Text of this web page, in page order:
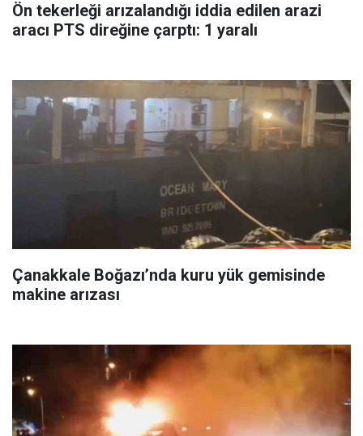
Ön tekerleği arızalandığı iddia edilen arazi
aracı PTS direğine çarptı: 1 yaralı
Çanakkale Boğazı’nda kuru yük gemisinde
makine arızası